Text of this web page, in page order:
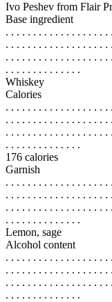
Ivo Peshev from Flair
Base ingredient
. . . . . . . . . . . . . . . . . .
. . . . . . . . . . . . . . . . . .
. . . . . . . . . . . . . . . . . .
. . . . . . . . . . . . . .
Whiskey
Calories
. . . . . . . . . . . . . . . . . .
. . . . . . . . . . . . . . . . . .
. . . . . . . . . . . . . . . . . .
. . . . . . . . . . . . . .
176 calories
Garnish
. . . . . . . . . . . . . . . . . .
. . . . . . . . . . . . . . . . . .
. . . . . . . . . . . . . . . . . .
. . . . . . . . . . . . . .
Lemon, sage
Alcohol content
. . . . . . . . . . . . . . . . . .
. . . . . . . . . . . . . . . . . .
. . . . . . . . . . . . . . . . . .
. . . . . . . . . . . . . .